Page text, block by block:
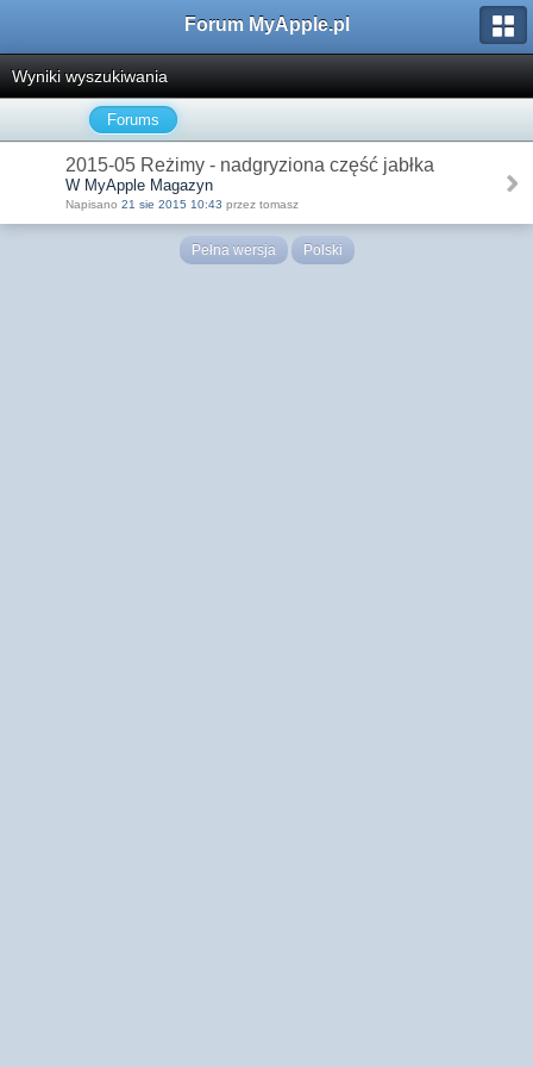
Forum MyApple.pl
Wyniki wyszukiwania
Forums
2015-05 Reżimy - nadgryziona część jabłka
W MyApple Magazyn
Napisano 21 sie 2015 10:43 przez tomasz
Pełna wersja Polski